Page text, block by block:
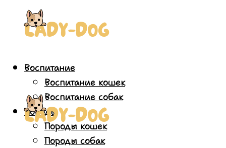
Воспитание
Воспитание кошек
Воспитание собак
Породы
Породы кошек
Породы собак